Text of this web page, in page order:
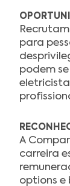
para
podem
A
carreira
options